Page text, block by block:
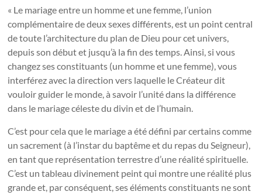
« Le mariage entre un homme et une femme, l’union
complémentaire de deux sexes différents, est un point central
de toute l’architecture du plan de Dieu pour cet univers,
depuis son début et jusqu’à la fin des temps. Ainsi, si vous
changez ses constituants (un homme et une femme), vous
interférez avec la direction vers laquelle le Créateur dit
vouloir guider le monde, à savoir l’unité dans la différence
dans le mariage céleste du divin et de l’humain.
C’est pour cela que le mariage a été défini par certains comme
un sacrement (à l’instar du baptême et du repas du Seigneur),
en tant que représentation terrestre d’une réalité spirituelle.
C’est un tableau divinement peint qui montre une réalité plus
grande et, par conséquent, ses éléments constituants ne sont